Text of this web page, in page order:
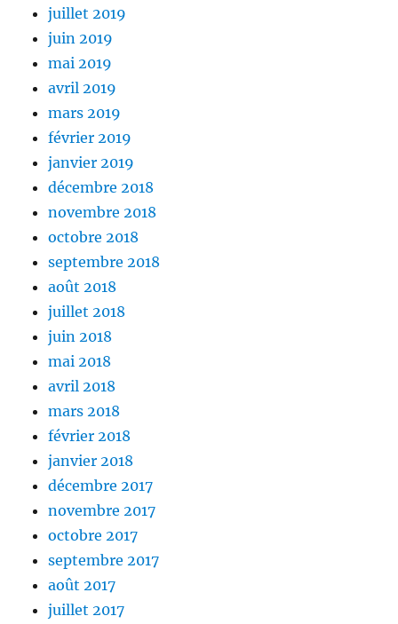
juillet 2019
juin 2019
mai 2019
avril 2019
mars 2019
février 2019
janvier 2019
décembre 2018
novembre 2018
octobre 2018
septembre 2018
août 2018
juillet 2018
juin 2018
mai 2018
avril 2018
mars 2018
février 2018
janvier 2018
décembre 2017
novembre 2017
octobre 2017
septembre 2017
août 2017
juillet 2017